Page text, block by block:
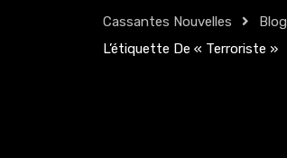
Cassantes Nouvelles Blog
L’étiquette De « Terroriste »